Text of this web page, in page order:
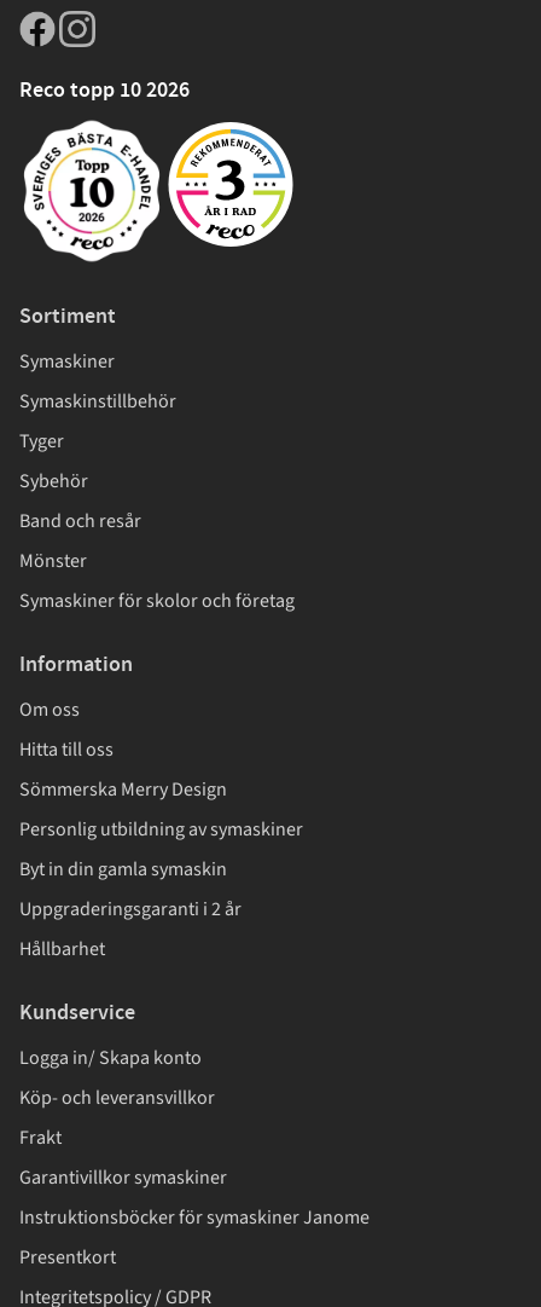
Reco topp 10 2026
Sortiment
Symaskiner
Symaskinstillbehör
Tyger
Sybehör
Band och resår
Mönster
Symaskiner för skolor och företag
Information
Om oss
Hitta till oss
Sömmerska Merry Design
Personlig utbildning av symaskiner
Byt in din gamla symaskin
Uppgraderingsgaranti i 2 år
Hållbarhet
Kundservice
Logga in/ Skapa konto
Köp- och leveransvillkor
Frakt
Garantivillkor symaskiner
Instruktionsböcker för symaskiner Janome
Presentkort
Integritetspolicy / GDPR